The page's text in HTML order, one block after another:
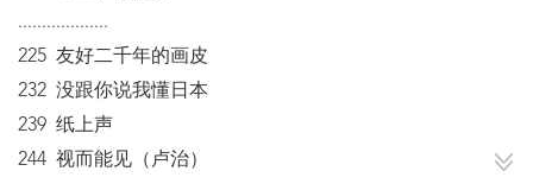
...................
225 友好二千年的画皮
232 没跟你说我懂日本
239 纸上声
244 视而能见（卢治）